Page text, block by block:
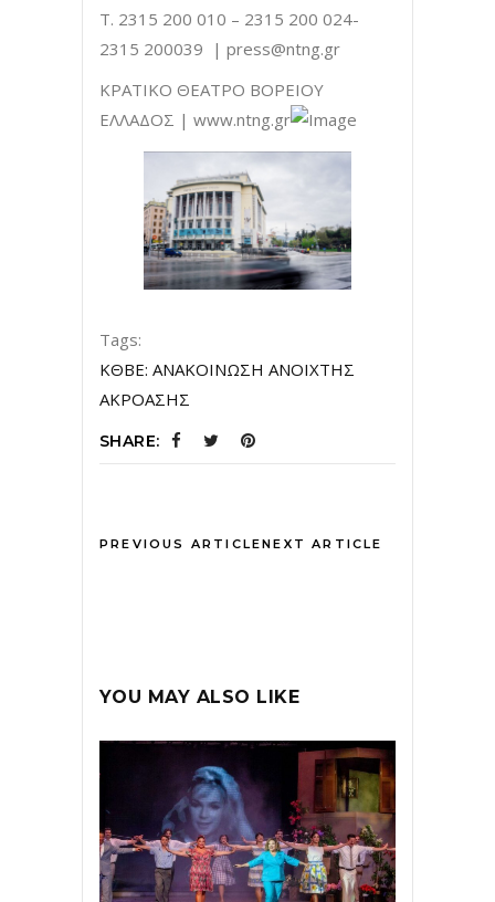
Τ. 2315 200 010 – 2315 200 024-
2315 200039 | press@ntng.gr
ΚΡΑΤΙΚΟ ΘΕΑΤΡΟ ΒΟΡΕΙΟΥ
ΕΛΛΑΔΟΣ | www.ntng.gr
Tags:
ΚΘΒΕ: ΑΝΑΚΟΙΝΩΣΗ ΑΝΟΙΧΤΗΣ
ΑΚΡΟΑΣΗΣ
SHARE:
PREVIOUS ARTICLENEXT ARTICLE
YOU MAY ALSO LIKE